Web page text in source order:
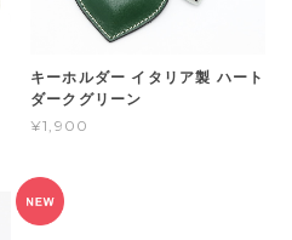
キーホルダー イタリア製 ハート
ダークグリーン
¥1,900